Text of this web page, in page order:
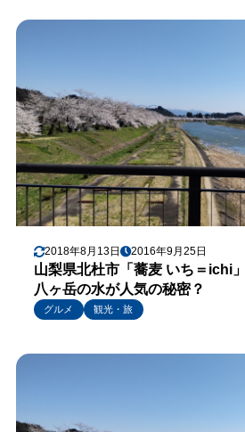
2018年8月13日 2016年9月25日
山梨県北杜市「蕎麦 いち＝ichi
八ヶ岳の水が人気の秘密？
グルメ
観光・旅